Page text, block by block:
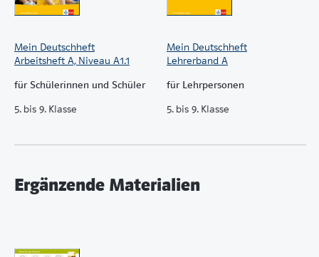
Mein Deutschheft
Arbeitsheft A, Niveau A1.1
für Schülerinnen und Schüler
5. bis 9. Klasse
Mein Deutschheft
Lehrerband A
für Lehrpersonen
5. bis 9. Klasse
Ergänzende Materialien